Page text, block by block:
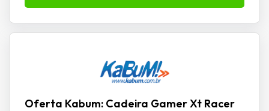
Oferta Kabum: Cadeira Gamer Xt Racer